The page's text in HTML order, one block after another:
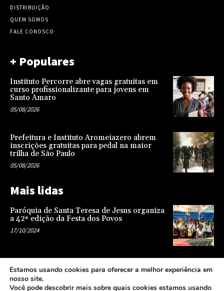
DISTRIBUIÇÃO
QUEM SOMOS
FALE CONOSCO
+ Populares
Instituto Percorre abre vagas gratuitas em
curso profissionalizante para jovens em
Santo Amaro
05/08/2026
Prefeitura e Instituto Aromeiazero abrem
inscrições gratuitas para pedal na maior
trilha de São Paulo
05/08/2026
Mais lidas
Paróquia de Santa Teresa de Jesus organiza
a 42ª edição da Festa dos Povos
17/10/2024
Representatividade na infância: o papel da
escola na formação de uma sociedade mais
justa e equitativa
Estamos usando cookies para oferecer a melhor experiência em
nosso site.
Você pode descobrir mais sobre quais cookies estamos usando